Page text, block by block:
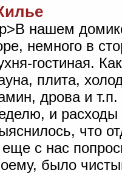
нашем
немного в
гостиная.
плита,
дрова и
и
что
с нас
было